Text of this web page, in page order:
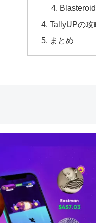
TallyUPの攻
まとめ